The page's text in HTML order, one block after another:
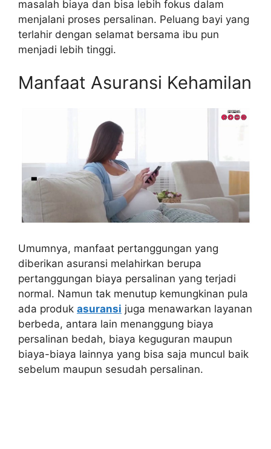
masalah biaya dan bisa lebih fokus dalam
menjalani proses persalinan. Peluang bayi yang
terlahir dengan selamat bersama ibu pun
menjadi lebih tinggi.
Manfaat Asuransi Kehamilan
Umumnya, manfaat pertanggungan yang
diberikan asuransi melahirkan berupa
pertanggungan biaya persalinan yang terjadi
normal. Namun tak menutup kemungkinan pula
ada produk asuransi juga menawarkan layanan
berbeda, antara lain menanggung biaya
persalinan bedah, biaya keguguran maupun
biaya-biaya lainnya yang bisa saja muncul baik
sebelum maupun sesudah persalinan.